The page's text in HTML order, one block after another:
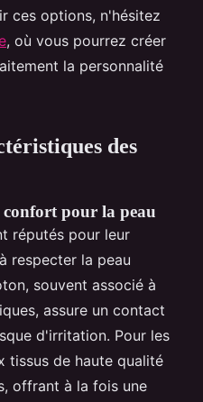
ces options, n'hésitez
, où vous pourrez créer
la personnalité
des
pour la peau
réputés pour leur
respecter la peau
souvent associé à
assure un contact
d'irritation. Pour les
tissus de haute qualité
offrant à la fois une